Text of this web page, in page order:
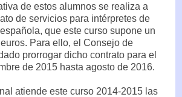
de estos alumnos se realiza a
de servicios para intérpretes de
que este curso supone un
Para ello, el Consejo de
prorrogar dicho contrato para el
de 2015 hasta agosto de 2016.
atiende este curso 2014-2015 las